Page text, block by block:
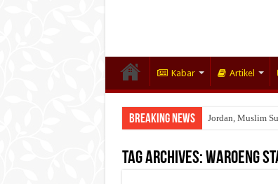
Kabar Artikel
Breaking News Jordan, Muslim
Tag Archives:Waroeng